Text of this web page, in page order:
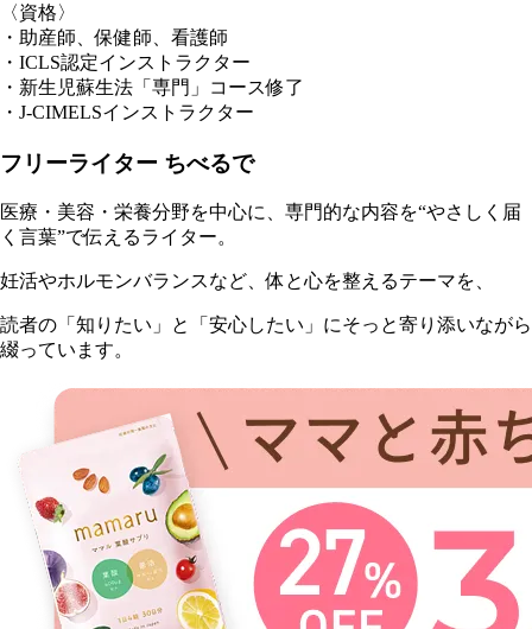
〈資格〉
・助産師、保健師、看護師
・ICLS認定インストラクター
・新生児蘇生法「専門」コース修了
・J-CIMELSインストラクター
フリーライター ちべるで
医療・美容・栄養分野を中心に、専門的な内容を“やさしく届
く言葉”で伝えるライター。
妊活やホルモンバランスなど、体と心を整えるテーマを、
読者の「知りたい」と「安心したい」にそっと寄り添いながら
綴っています。